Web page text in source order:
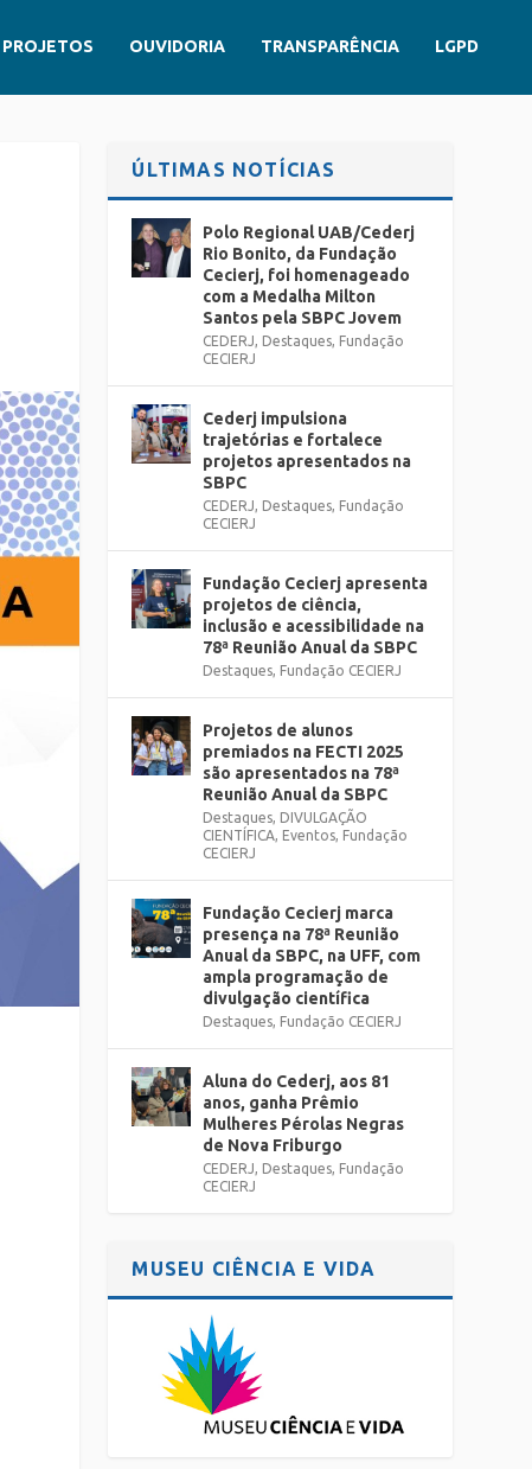
PROJETOS OUVIDORIA TRANSPARÊNCIA LGPD
ÚLTIMAS NOTÍCIAS
Polo Regional UAB/Cederj
Rio Bonito, da Fundação
Cecierj, foi homenageado
com a Medalha Milton
Santos pela SBPC Jovem
CEDERJ, Destaques, Fundação
CECIERJ
Cederj impulsiona
trajetórias e fortalece
projetos apresentados na
SBPC
CEDERJ, Destaques, Fundação
CECIERJ
Fundação Cecierj apresenta
projetos de ciência,
inclusão e acessibilidade na
78ª Reunião Anual da SBPC
Destaques, Fundação CECIERJ
Projetos de alunos
premiados na FECTI 2025
são apresentados na 78ª
Reunião Anual da SBPC
Destaques, DIVULGAÇÃO
CIENTÍFICA, Eventos, Fundação
CECIERJ
Fundação Cecierj marca
presença na 78ª Reunião
Anual da SBPC, na UFF, com
ampla programação de
divulgação científica
Destaques, Fundação CECIERJ
Aluna do Cederj, aos 81
anos, ganha Prêmio
Mulheres Pérolas Negras
de Nova Friburgo
CEDERJ, Destaques, Fundação
CECIERJ
MUSEU CIÊNCIA E VIDA